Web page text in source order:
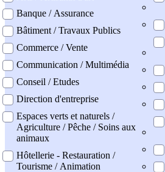
Banque / Assurance
Bâtiment / Travaux Publics
Commerce / Vente
Communication / Multimédia
Conseil / Etudes
Direction d'entreprise
Espaces verts et naturels /
Agriculture / Pêche / Soins aux
animaux
Hôtellerie - Restauration /
Tourisme / Animation